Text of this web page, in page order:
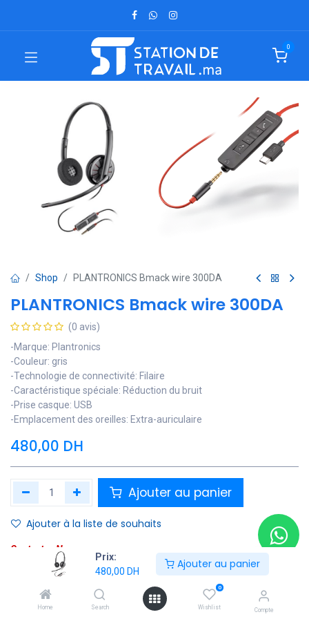
Prix:
480,00 DH
Ajouter au panier
Home Search
0
Wishlist Compte
0
Shop PLANTRONICS Bmack wire 300DA
PLANTRONICS Bmack wire 300DA
(0 avis)
-Marque: Plantronics
-Couleur: gris
-Technologie de connectivité: Filaire
-Caractéristique spéciale: Réduction du bruit
-Prise casque: USB
-Emplacement des oreilles: Extra-auriculaire
480,00 DH
Ajouter au panier
Ajouter à la liste de souhaits
Contactez Nous
Soyez averti lorsque le produit est de nouveau en stock
Enregistrer pour plus tard